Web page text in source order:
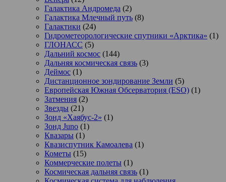
Галактика Андромеда (2)
Галактика Млечный путь (8)
Галактики (24)
Гидрометеорологические спутники «Арктика» (1)
ГЛОНАСС (5)
Дальний космос (144)
Дальняя космическая связь (3)
Деймос (1)
Дистанционное зондирование Земли (5)
Европейская Южная Обсерватория (ESO) (1)
Затмения (2)
Звезды (21)
Зонд «Хаябус-2» (1)
Зонд Juno (1)
Квазары (1)
Квазиспутник Камоалева (1)
Кометы (15)
Коммерческие полеты (1)
Космическая дальняя связь (1)